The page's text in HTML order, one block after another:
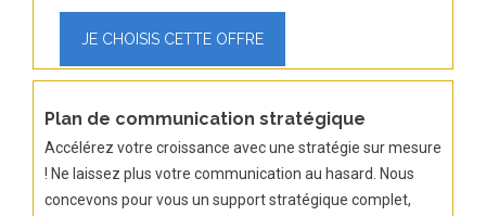
Plan de communication stratégique
Accélérez votre croissance avec une stratégie sur mesure
! Ne laissez plus votre communication au hasard. Nous
concevons pour vous un support stratégique complet,